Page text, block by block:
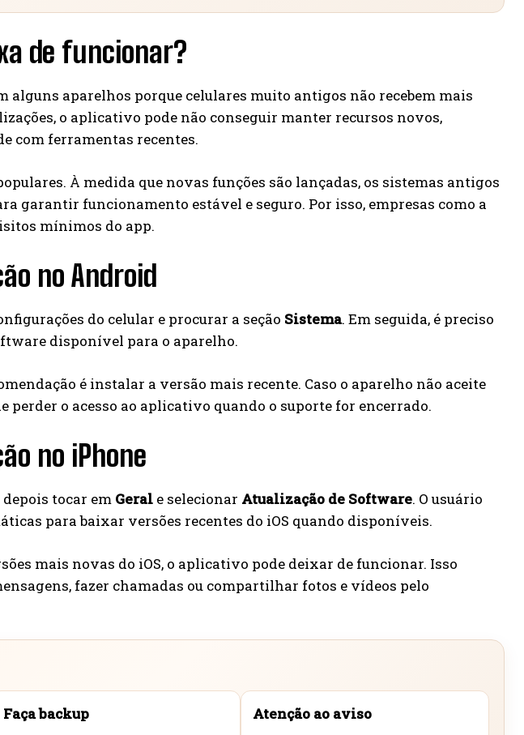
de funcionar?
alguns aparelhos porque celulares muito antigos não recebem mais
o aplicativo pode não conseguir manter recursos novos,
com ferramentas recentes.
À medida que novas funções são lançadas, os sistemas antigos
garantir funcionamento estável e seguro. Por isso, empresas como a
mínimos do app.
no Android
do celular e procurar a seção Sistema. Em seguida, é preciso
disponível para o aparelho.
é instalar a versão mais recente. Caso o aparelho não aceite
perder o acesso ao aplicativo quando o suporte for encerrado.
no iPhone
depois tocar em Geral e selecionar Atualização de Software. O usuário
para baixar versões recentes do iOS quando disponíveis.
mais novas do iOS, o aplicativo pode deixar de funcionar. Isso
fazer chamadas ou compartilhar fotos e vídeos pelo
Faça backup
Atenção ao aviso